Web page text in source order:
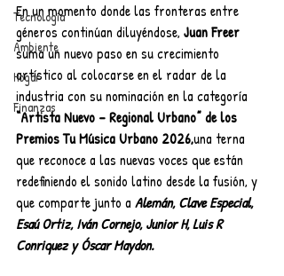
Tecnología
Ambiente
Hogar
Finanzas
En un momento donde las fronteras entre
géneros continúan diluyéndose, Juan Freer
suma un nuevo paso en su crecimiento
artístico al colocarse en el radar de la
industria con su nominación en la categoría
“Artista Nuevo – Regional Urbano” de los
Premios Tu Música Urbano 2026,una terna
que reconoce a las nuevas voces que están
redefiniendo el sonido latino desde la fusión, y
que comparte junto a Alemán, Clave Especial,
Esaú Ortiz, Iván Cornejo, Junior H, Luis R
Conriquez y Óscar Maydon.